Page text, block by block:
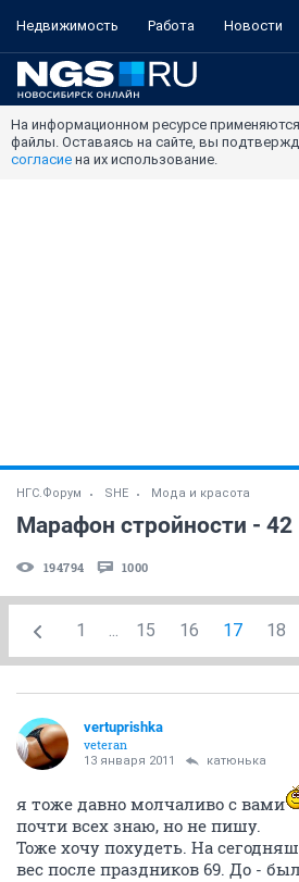
Недвижимость Работа Новости
На информационном ресурсе
файлы. Оставаясь на сайте, вы
согласие на их использование.
НГС.Форум SHE Мода и красота
Марафон стройности - 42
194794 1000
1 ... 15 16 17 18
vertuprishka
veteran
13 января 2011 катюнька
я тоже давно молчаливо с вами
почти всех знаю, но не пишу.
Тоже хочу похудеть. На
вес после праздников 69. До -